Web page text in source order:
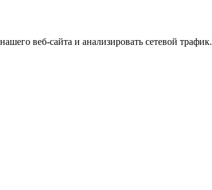
веб-сайта и анализировать сетевой трафик.